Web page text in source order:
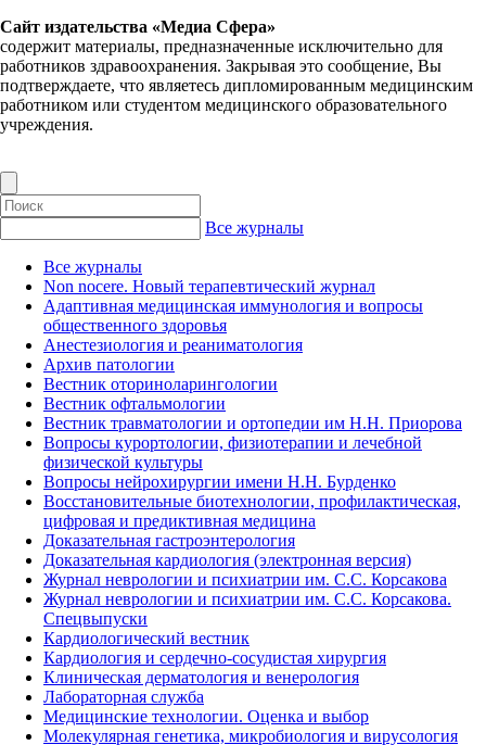
Сайт издательства «Медиа Сфера»
содержит материалы, предназначенные исключительно для
работников здравоохранения. Закрывая это сообщение, Вы
подтверждаете, что являетесь дипломированным медицинским
работником или студентом медицинского образовательного
учреждения.
Все журналы
Все журналы
Non nocere. Новый терапевтический журнал
Адаптивная медицинская иммунология и вопросы
общественного здоровья
Анестезиология и реаниматология
Архив патологии
Вестник оториноларингологии
Вестник офтальмологии
Вестник травматологии и ортопедии им Н.Н. Приорова
Вопросы курортологии, физиотерапии и лечебной
физической культуры
Вопросы нейрохирургии имени Н.Н. Бурденко
Восстановительные биотехнологии, профилактическая,
цифровая и предиктивная медицина
Доказательная гастроэнтерология
Доказательная кардиология (электронная версия)
Журнал неврологии и психиатрии им. С.С. Корсакова
Журнал неврологии и психиатрии им. С.С. Корсакова.
Спецвыпуски
Кардиологический вестник
Кардиология и сердечно-сосудистая хирургия
Клиническая дерматология и венерология
Лабораторная служба
Медицинские технологии. Оценка и выбор
Молекулярная генетика, микробиология и вирусология